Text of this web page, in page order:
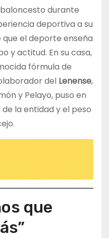
durante
deportiva a su
el deporte enseña
y actitud. En su casa,
fórmula de
del Lenense,
y Pelayo, puso en
la entidad y el peso
que